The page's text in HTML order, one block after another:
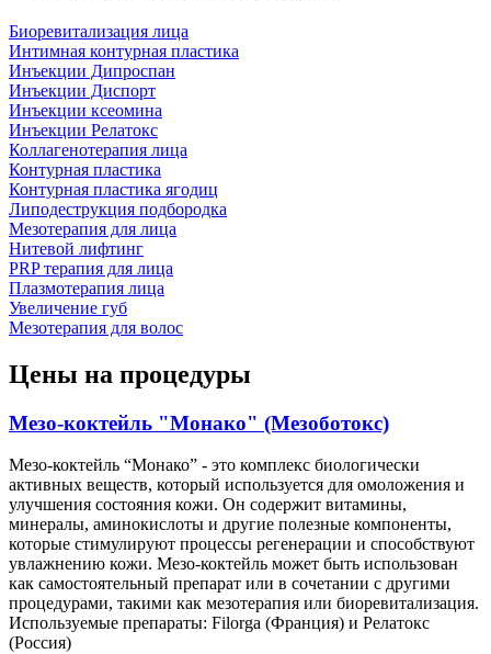
Биоревитализация лица
Интимная контурная пластика
Инъекции Дипроспан
Инъекции Диспорт
Инъекции ксеомина
Инъекции Релатокс
Коллагенотерапия лица
Контурная пластика
Контурная пластика ягодиц
Липодеструкция подбородка
Мезотерапия для лица
Нитевой лифтинг
PRP терапия для лица
Плазмотерапия лица
Увеличение губ
Мезотерапия для волос
Цены на процедуры
Мезо-коктейль "Монако" (Мезоботокс)
Мезо-коктейль “Монако” - это комплекс биологически
активных веществ, который используется для омоложения и
улучшения состояния кожи. Он содержит витамины,
минералы, аминокислоты и другие полезные компоненты,
которые стимулируют процессы регенерации и способствуют
увлажнению кожи. Мезо-коктейль может быть использован
как самостоятельный препарат или в сочетании с другими
процедурами, такими как мезотерапия или биоревитализация.
Используемые препараты: Filorga (Франция) и Релатокс
(Россия)